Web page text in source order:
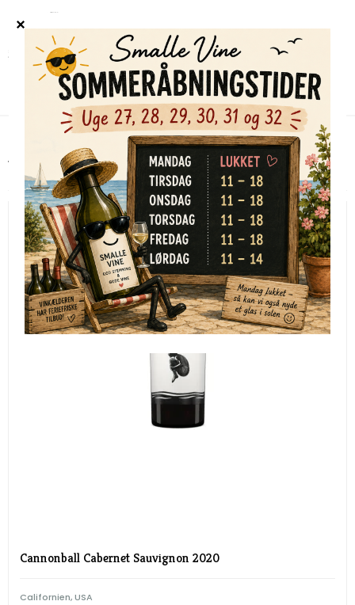
Shop / Vine efter land
Vine efter land
TILBUD
Cannonball Cabernet Sauvignon 2020
Californien, USA